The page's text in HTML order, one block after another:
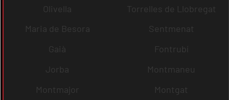
Olivella
Torrelles de Llobregat
Maria de Besora
Sentmenat
Gaià
Fontrubí
Jorba
Montmaneu
Montmajor
Montgat